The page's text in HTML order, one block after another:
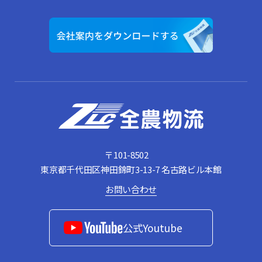
〒101-8502
東京都千代⽥区神⽥錦町3-13-7 名古路ビル本館
お問い合わせ
公式Youtube